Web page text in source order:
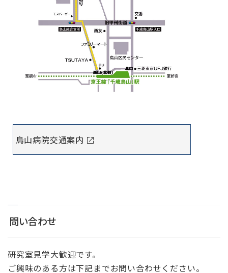
烏山病院交通案内
問い合わせ
研究室見学大歓迎です。
ご興味のある方は下記までお問い合わせください。